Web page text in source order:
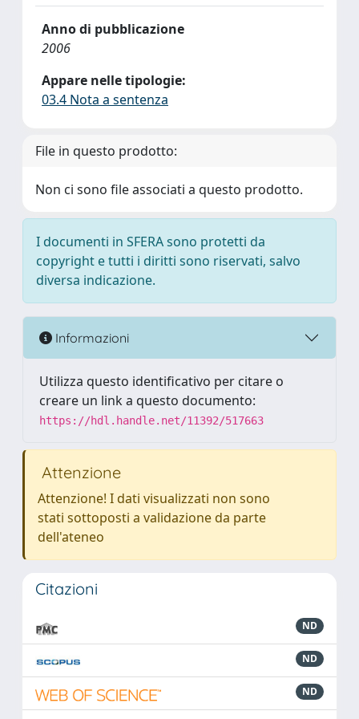
Anno di pubblicazione
2006
Appare nelle tipologie:
03.4 Nota a sentenza
File in questo prodotto:
Non ci sono file associati a questo prodotto.
I documenti in SFERA sono protetti da
copyright e tutti i diritti sono riservati, salvo
diversa indicazione.
Informazioni
Utilizza questo identificativo per citare o
creare un link a questo documento:
https://hdl.handle.net/11392/517663
Attenzione
Attenzione! I dati visualizzati non sono
stati sottoposti a validazione da parte
dell'ateneo
Citazioni
ND
ND
ND